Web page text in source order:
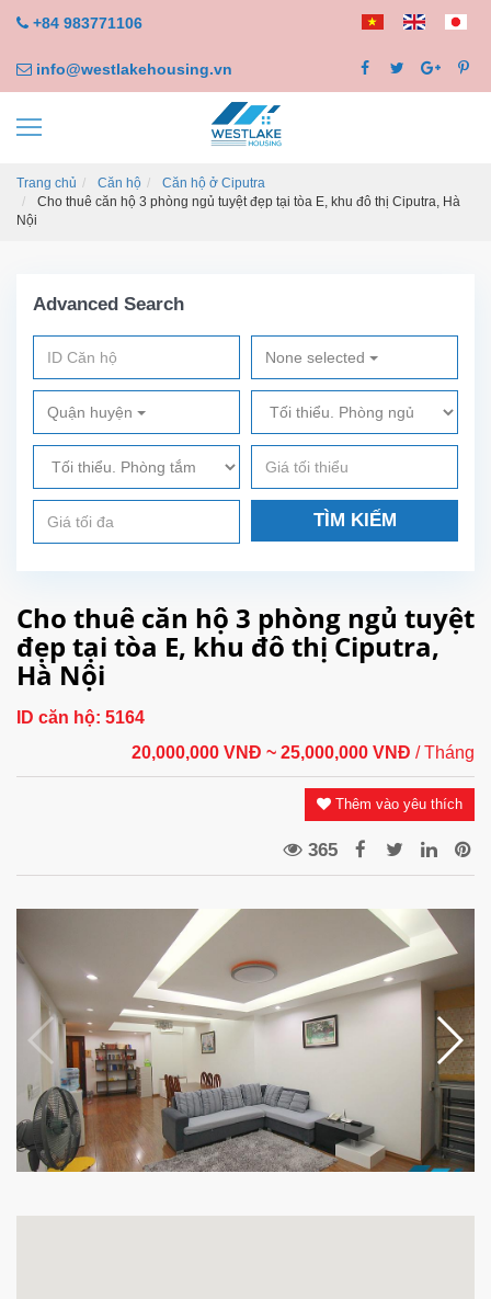
+84 983771106
info@westlakehousing.vn
Trang chủ Căn hộ
Căn hộ ở Ciputra
Cho thuê căn hộ 3 phòng ngủ tuyệt đẹp tại tòa E, khu đô thị Ciputra, Hà
Nội
Advanced Search
None selected
Quận huyện
TÌM KIẾM
Cho thuê căn hộ 3 phòng ngủ tuyệt
đẹp tại tòa E, khu đô thị Ciputra,
Hà Nội
ID căn hộ: 5164
20,000,000 VNĐ ~ 25,000,000 VNĐ / Tháng
Thêm vào yêu thích
365